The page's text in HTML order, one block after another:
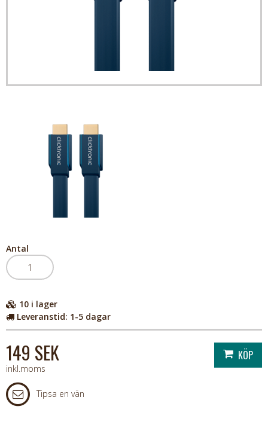
Antal
10 i lager
Leveranstid: 1-5 dagar
149 SEK
inkl.moms
Tipsa en vän